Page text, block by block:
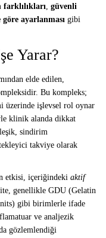
güvenli
ayarlanması gibi
Yarar?
elde edilen,
Bu kompleks;
üzerinde işlevsel rol oynar
klinik alanda dikkat
sindirim
takviye olarak
etkisi, içeriğindeki aktif
genellikle GDU (Gelatin
gibi birimlerle ifade
ve analjezik
gözlemlendiği